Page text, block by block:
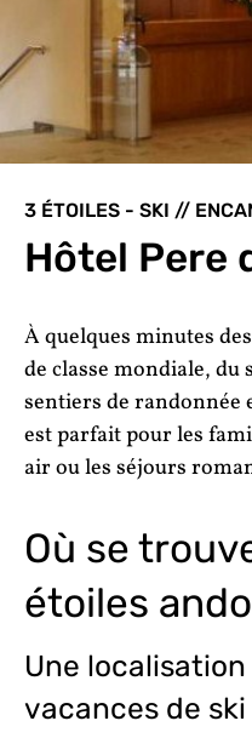
3 ÉTOILES - SKI //
Hôtel Pere
À quelques minutes
de classe mondiale,
sentiers de randonnée
est parfait pour les
air ou les séjours
Où se
étoiles
Une
vacances de ski